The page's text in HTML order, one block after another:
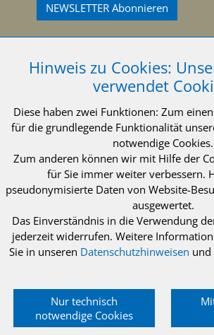
NEWSLETTER Abonnieren
© 2021 INTEWA GmbH Aachen
Datenschutzerklärung
Hinweis zu Cookies:
verwendet
Diese haben zwei Funktionen: Zum
für die grundlegende Funktionalität
notwendige Cookies.
Zum anderen können wir mit Hilfe der
für Sie immer weiter verbessern.
pseudonymisierte Daten von Website-
ausgewertet.
Das Einverständnis in die Verwendung
jederzeit widerrufen. Weitere
Sie in unseren Datenschutzhinweisen und
Nur technisch
notwendige Cookies